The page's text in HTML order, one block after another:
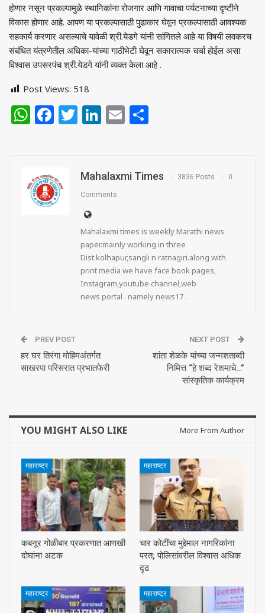
होणार नसून प्रकल्पामुळे स्थानिकांना रोजगार आणि गावाचा पर्यटनाच्या दृष्टीने
विकास होणार आहे. आपण या प्रकल्पासाठी पुढाकार घेवून प्रकल्पासाठी आवश्यक
सहकार्य करणार असल्याचे यावेळी श्री.येडगे यांनी सांगितले आहे या विषयी लवकरच
संबंधित यंत्रणेतील अधिका-यांच्या गाठीभेटी घेवून सकारात्मक चर्चा होईल असा
विश्वास उपसरपंच श्री.येडगे यांनी व्यक्त केला आहे .
Post Views: 518
WhatsApp
Facebook
Twitter
LinkedIn
Email
Mahalaxmi Times 3836 Posts 0
Comments
Mahalaxmi times is weekly Marathi news
paper.mainly working in three
Dist.kolhapur,sangli n ratnagiri.along with
print media we have face book pages,
Instagram,youtube channel,web
news portal . namely news17 .
PREV POST
हर घर तिरंगा मोहिमअंतर्गत
साखरपा परिसरात प्रभातफेरी
NEXT POST
शांता शेळके यांच्या जन्मशताब्दी
निमित्त “हे शब्द रेशमाचे…”
सांस्कृतिक कार्यक्रम
YOU MIGHT ALSO LIKE More From Author
महाराष्ट्र
कबनूर गोळीबार प्रकरणात आणखी
दोघांना अटक
महाराष्ट्र
चार कोटींचा मुद्देमाल नागरिकांना
परत; पोलिसांवरील विश्वास अधिक
दृढ
महाराष्ट्र महाराष्ट्र